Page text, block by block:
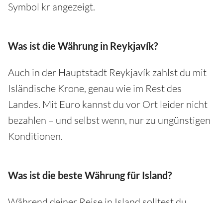
Symbol kr angezeigt.
Was ist die Währung in Reykjavík?
Auch in der Hauptstadt Reykjavík zahlst du mit
Isländische Krone, genau wie im Rest des
Landes. Mit Euro kannst du vor Ort leider nicht
bezahlen – und selbst wenn, nur zu ungünstigen
Konditionen.
Was ist die beste Währung für Island?